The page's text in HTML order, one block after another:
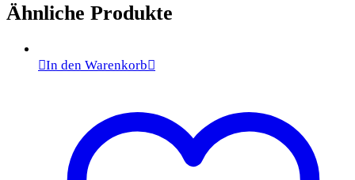
Ähnliche Produkte
In den Warenkorb